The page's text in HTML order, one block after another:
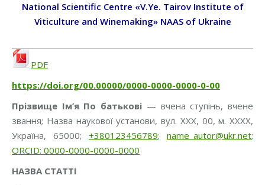
National Scientific Centre «V.Ye. Tairov Institute of
Viticulture and Winemaking» NAAS of Ukraine
PDF
https://doi.org/00.00000/0000-0000-0000-0-00
Прізвище Ім’я По батькові — вчена ступінь, вчене
звання; Назва наукової установи, вул. ХХХ, 00, м. ХХХХ,
Україна, 65000; +380123456789; name_autor@ukr.net;
ORCID: 0000-0000-0000-0000
НАЗВА СТАТТІ